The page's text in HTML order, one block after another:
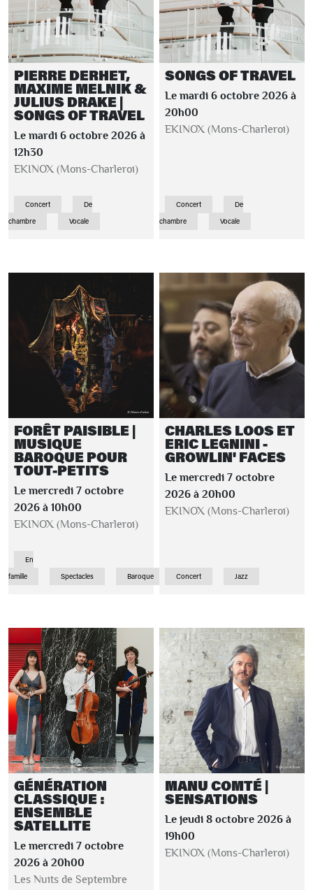
PIERRE DERHET,
MAXIME MELNIK &
JULIUS DRAKE |
SONGS OF TRAVEL
Le mardi 6 octobre 2026 à
12h30
EKINOX (Mons-Charleroi)
Concert
De
chambre
Vocale
SONGS OF TRAVEL
Le mardi 6 octobre 2026 à
20h00
EKINOX (Mons-Charleroi)
Concert
De
chambre
Vocale
FORÊT PAISIBLE |
MUSIQUE
BAROQUE POUR
TOUT-PETITS
Le mercredi 7 octobre
2026 à 10h00
EKINOX (Mons-Charleroi)
En
famille
Spectacles Baroque
CHARLES LOOS ET
ERIC LEGNINI -
GROWLIN' FACES
Le mercredi 7 octobre
2026 à 20h00
EKINOX (Mons-Charleroi)
Concert Jazz
GÉNÉRATION
CLASSIQUE :
ENSEMBLE
SATELLITE
Le mercredi 7 octobre
2026 à 20h00
Les Nuits de Septembre
MANU COMTÉ |
SENSATIONS
Le jeudi 8 octobre 2026 à
19h00
EKINOX (Mons-Charleroi)